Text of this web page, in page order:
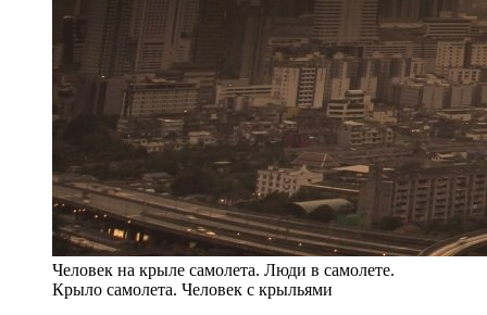
Человек на крыле самолета. Люди в самолете.
Крыло самолета. Человек с крыльями